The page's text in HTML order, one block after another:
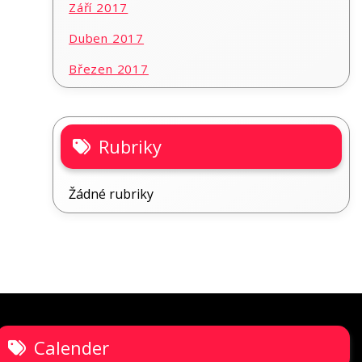
Září 2017
Duben 2017
Březen 2017
Rubriky
Žádné rubriky
Calender